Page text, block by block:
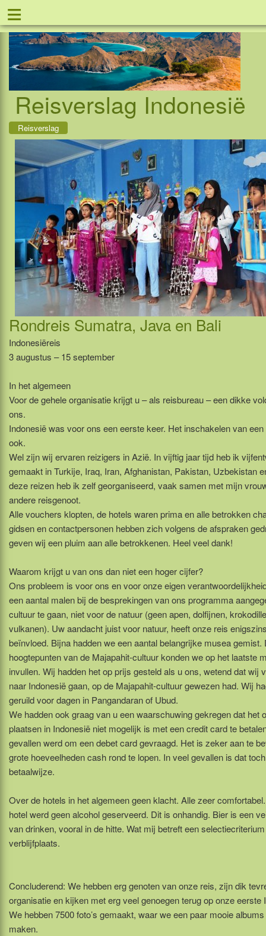
≡
Reisverslag Indonesië
Reisverslag
Rondreis Sumatra, Java en Bali
Indonesiëreis
3 augustus – 15 september
In het algemeen
Voor de gehele organisatie krijgt u – als reisbureau – een dikke
ons.
Indonesië was voor ons een eerste keer. Het inschakelen van
ook.
Wel zijn wij ervaren reizigers in Azië. In vijftig jaar tijd heb ik
gemaakt in Turkije, Iraq, Iran, Afghanistan, Pakistan, Uzbekistan
deze reizen heb ik zelf georganiseerd, vaak samen met mijn
andere reisgenoot.
Alle vouchers klopten, de hotels waren prima en alle betrokken
gidsen en contactpersonen hebben zich volgens de afspraken
geven wij een pluim aan alle betrokkenen. Heel veel dank!
Waarom krijgt u van ons dan niet een hoger cijfer?
Ons probleem is voor ons en voor onze eigen
een aantal malen bij de besprekingen van ons programma
cultuur te gaan, niet voor de natuur (geen apen, dolfijnen,
vulkanen). Uw aandacht juist voor natuur, heeft onze reis
beïnvloed. Bijna hadden we een aantal belangrijke musea gemist.
hoogtepunten van de Majapahit-cultuur konden we op het laatste
invullen. Wij hadden het op prijs gesteld als u ons, wetend dat wij
naar Indonesië gaan, op de Majapahit-cultuur gewezen had. Wij
geruild voor dagen in Pangandaran of Ubud.
We hadden ook graag van u een waarschuwing gekregen dat het
plaatsen in Indonesië niet mogelijk is met een credit card te
gevallen werd om een debet card gevraagd. Het is zeker aan te
grote hoeveelheden cash rond te lopen. In veel gevallen is dat
betaalwijze.
Over de hotels in het algemeen geen klacht. Alle zeer
hotel werd geen alcohol geserveerd. Dit is onhandig. Bier is een
van drinken, vooral in de hitte. Wat mij betreft een
verblijfplaats.
Concluderend: We hebben erg genoten van onze reis, zijn dik
organisatie en kijken met erg veel genoegen terug op onze eerste
We hebben 7500 foto’s gemaakt, waar we een paar mooie
maken.